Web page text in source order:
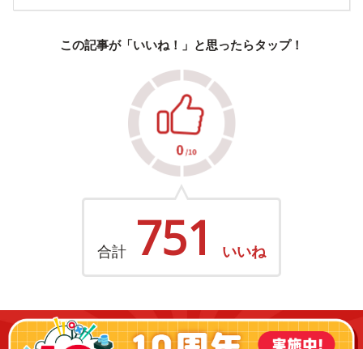
この記事が「いいね！」と思ったらタップ！
合計 751 いいね